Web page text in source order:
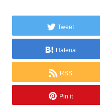
Tweet
Hatena
RSS
Pin it